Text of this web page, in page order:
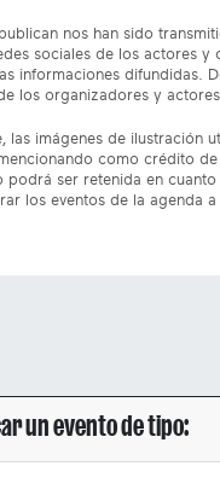
nos han sido
sociales de los actores
informaciones difundidas.
los organizadores y
las imágenes de ilustración
como crédito
podrá ser retenida en
los eventos de la agenda
un evento de tipo: